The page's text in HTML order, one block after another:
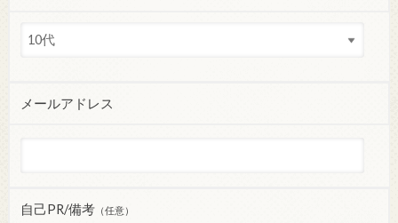
メールアドレス
自己PR/備考（任意）